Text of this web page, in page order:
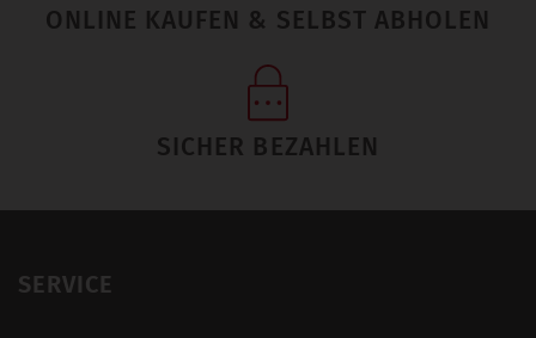
ONLINE KAUFEN & SELBST ABHOLEN
SICHER BEZAHLEN
SERVICE